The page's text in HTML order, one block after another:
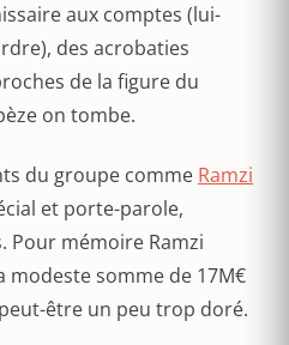
aux comptes (lui-
des acrobaties
de la figure du
on tombe.
du groupe comme Ramzi
et porte-parole,
mémoire Ramzi
modeste somme de 17M€
être un peu trop doré.